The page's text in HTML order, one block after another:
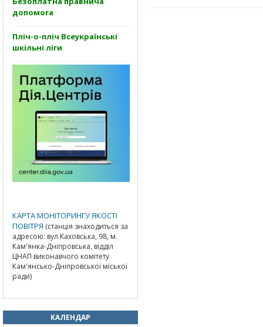
допомога
Пліч-о-пліч Всеукраїнські
шкільні ліги
КАРТА МОНІТОРИНГУ ЯКОСТІ
ПОВІТРЯ (станція знаходиться за
адресою: вул Каховська, 98, м.
Кам'янка-Дніпровська, відділ
ЦНАП виконавчого комітету
Кам'янсько-Дніпровської міської
ради)
КАЛЕНДАР